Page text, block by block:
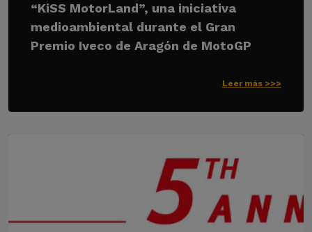
“KiSS MotorLand”, una iniciativa
medioambiental durante el Gran
Premio Iveco de Aragón de MotoGP
Leer más >>>